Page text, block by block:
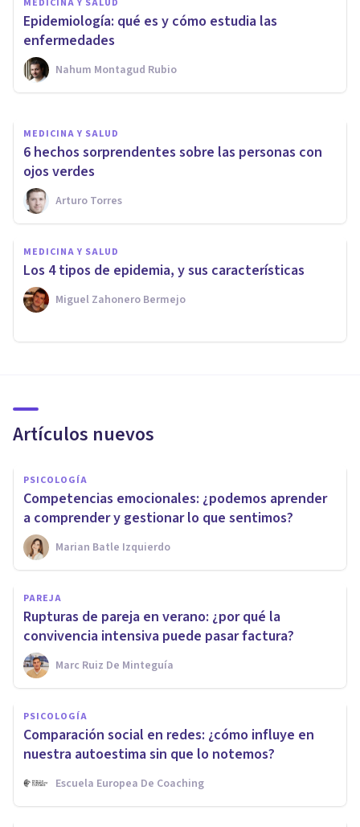
MEDICINA Y SALUD
Epidemiología: qué es y cómo estudia las
enfermedades
Nahum Montagud Rubio
tuyos y a qué patologías eres
propenso?
Xavier Molina
MEDICINA Y SALUD
6 hechos sorprendentes sobre las personas con
ojos verdes
Arturo Torres
MEDICINA Y SALUD
Los 4 tipos de epidemia, y sus características
Miguel Zahonero Bermejo
Artículos nuevos
PSICOLOGÍA
Competencias emocionales: ¿podemos aprender
a comprender y gestionar lo que sentimos?
Marian Batle Izquierdo
PAREJA
Rupturas de pareja en verano: ¿por qué la
convivencia intensiva puede pasar factura?
Marc Ruiz De Minteguía
PSICOLOGÍA
Comparación social en redes: ¿cómo influye en
nuestra autoestima sin que lo notemos?
Escuela Europea De Coaching